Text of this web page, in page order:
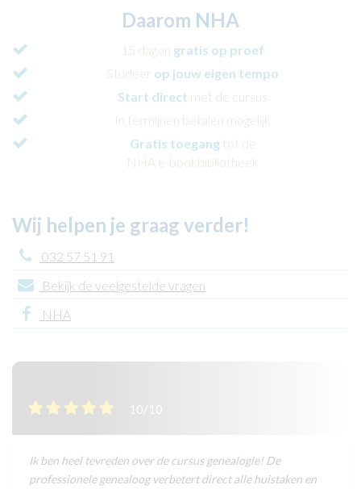
Daarom NHA
15 dagen gratis op proef
Studeer op jouw eigen tempo
Start direct met de cursus
In termijnen betalen mogelijk
Gratis toegangtot de
NHA e-bookbibliotheek
Wij helpen je graag verder!
032 57 51 91
Bekijk de veelgestelde vragen
NHA
10/10
Ik ben heel tevreden over de cursus genealogie! De
professionele genealoog verbetert direct alle huistaken en